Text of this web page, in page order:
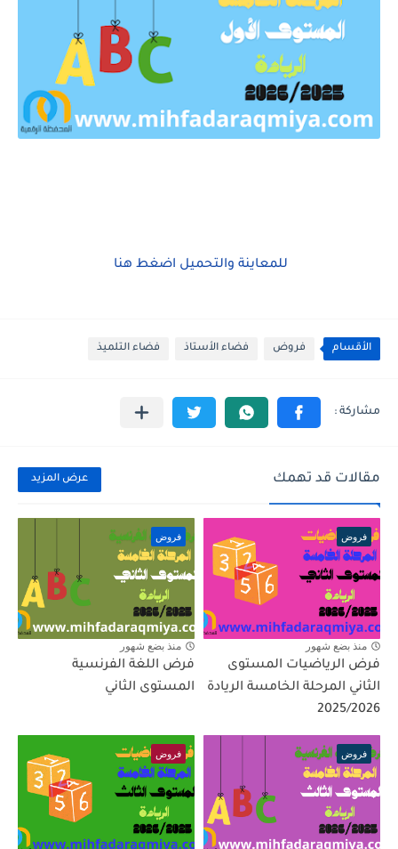
للمعاينة والتحميل اضغط هنا
الأقسام فروض فضاء الأستاذ فضاء التلميذ
مقالات قد تهمك عرض المزيد
فروض
منذ بضع شهور
فرض الرياضيات المستوى
الثاني المرحلة الخامسة الريادة
2025/2026
فروض
منذ بضع شهور
فرض اللغة الفرنسية
المستوى الثاني
فروض فروض